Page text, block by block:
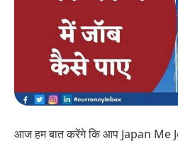
आज हम बात करेंगे कि आप Japan Me